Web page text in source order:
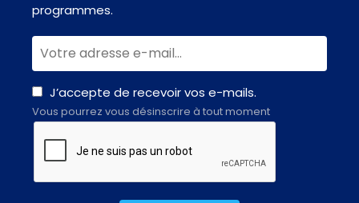
programmes.
J’accepte de recevoir vos e-mails.
Vous pourrez vous désinscrire à tout moment